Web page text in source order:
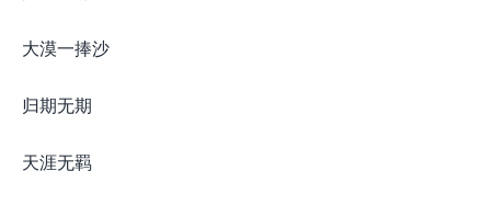
大漠一捧沙
归期无期
天涯无羁